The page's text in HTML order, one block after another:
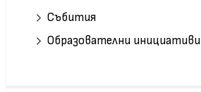
Събития
Образователни инициативи